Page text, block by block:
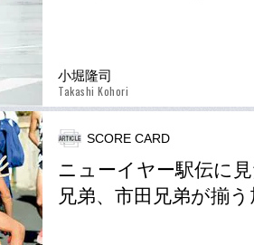
小堀隆司
Takashi Kohori
SCORE CARD
ニューイヤー駅伝に
兄弟、市田兄弟が揃